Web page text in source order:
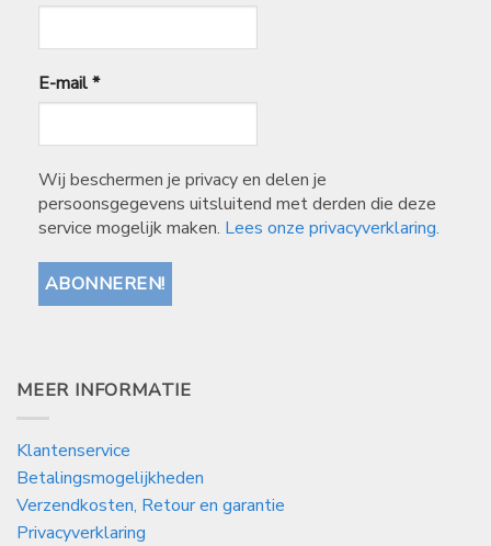
E-mail*
Wij beschermen je privacy en delen je
persoonsgegevens uitsluitend met derden die deze
service mogelijk maken. Lees onze privacyverklaring.
MEER INFORMATIE
Klantenservice
Betalingsmogelijkheden
Verzendkosten, Retour en garantie
Privacyverklaring